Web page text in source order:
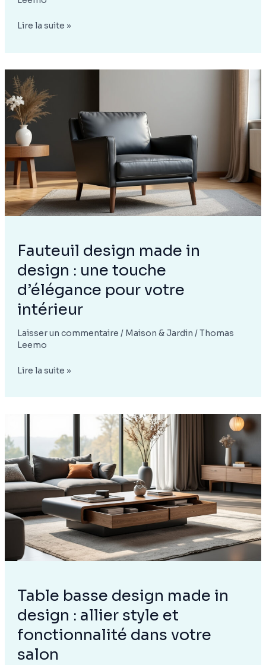
Meuble
in
design
:
tendances
et
astuces
pour
un
intérieur
moderne
Lire la suite »
Fauteuil design made in
design : une touche
d’élégance pour votre
intérieur
Laisser un commentaire / Maison & Jardin /Thomas
Leemo
Fauteuil
une
touche
d’élégance
votre
intérieur
Lire la suite »
Table basse design made in
design : allier style et
fonctionnalité dans votre
salon